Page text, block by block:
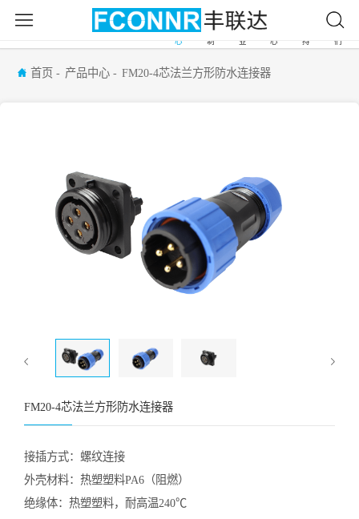
首
页
产
品
中
心
由
定
制
用
行
业
心
持
于
我
们
首页 产品中心 FM20-4芯法兰方形防水连接器
FM20-4芯法兰方形防水连接器
接插方式：螺纹连接
外壳材料：热塑塑料PA6（阻燃）
绝缘体：热塑塑料，耐高温240℃